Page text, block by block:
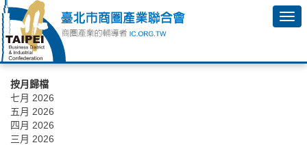
按月歸檔
七月 2026
五月 2026
四月 2026
三月 2026